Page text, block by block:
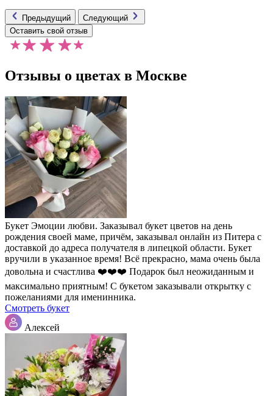
Предыдущий
Следующий
Оставить свой отзыв
Отзывы о цветах в Москве
Букет Эмоции любви. Заказывал букет цветов на день
рождения своей маме, причём, заказывал онлайн из Питера с
доставкой до адреса получателя в липецкой области. Букет
вручили в указанное время! Всё прекрасно, мама очень была
довольна и счастлива ❤️❤️❤️ Подарок был неожиданным и
максимально приятным! С букетом заказывали открытку с
пожеланиями для именинника.
Смотреть букет
Алексей